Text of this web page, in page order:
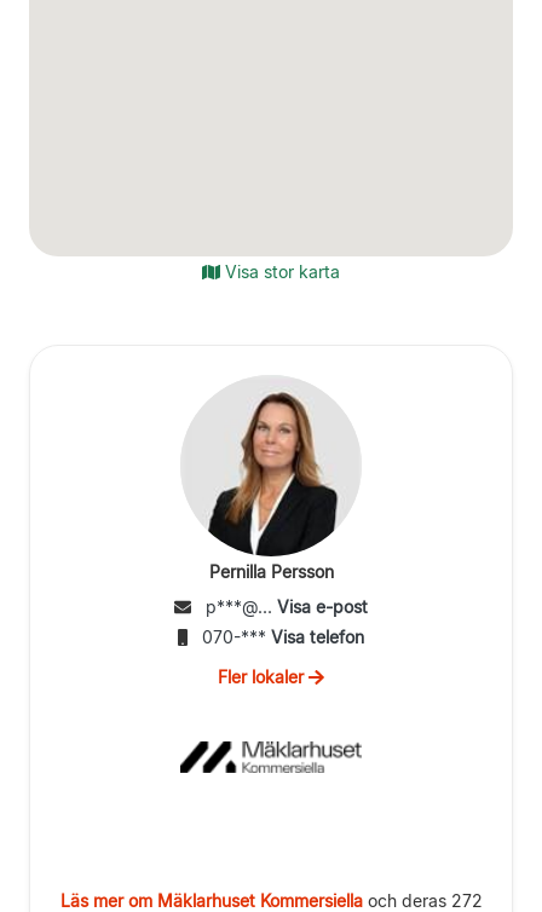
Visa stor karta
Pernilla Persson
p***@... Visa e-post
070-*** Visa telefon
Fler lokaler
Läs mer om Mäklarhuset Kommersiellaoch deras 272